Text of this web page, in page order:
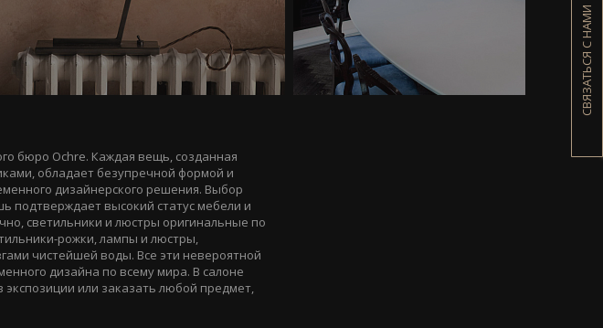
СВЯЗАТЬСЯ С НАМИ
бюро Оchre. Каждая вещь, созданная
обладает безупречной формой и
дизайнерского решения. Выбор
подтверждает высокий статус мебели и
светильники и люстры оригинальные по
рожки, лампы и люстры,
чистейшей воды. Все эти невероятной
дизайна по всему мира. В салоне
или заказать любой предмет,